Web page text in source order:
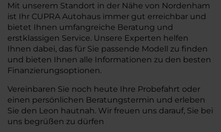
Mit unserem Standort in der Nähe von Nordenham
ist Ihr CUPRA Autohaus immer gut erreichbar und
bietet Ihnen umfangreiche Beratung und
erstklassigen Service. Unsere Experten helfen
Ihnen dabei, das für Sie passende Modell zu finden
und bieten Ihnen alle Informationen zu den besten
Finanzierungsoptionen.
Vereinbaren Sie noch heute Ihre Probefahrt oder
einen persönlichen Beratungstermin und erleben
Sie den Leon hautnah. Wir freuen uns darauf, Sie bei
uns begrüßen zu dürfen